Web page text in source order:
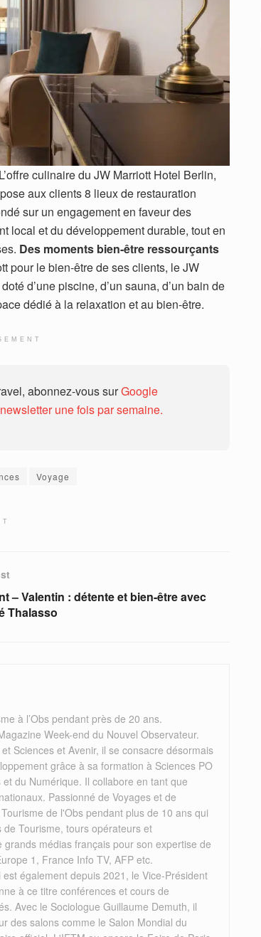
L’offre culinaire du JW Marriott Hotel Berlin,
aux clients 8 lieux de restauration
sur un engagement en faveur des
local et du développement durable, tout en
Des moments bien-être ressourçants
pour le bien-être de ses clients, le JW
d’une piscine, d’un sauna, d’un bain de
dédié à la relaxation et au bien-être.
abonnez-vous surGoogle
une fois par semaine.
Voyage
– Valentin : détente et bien-être avec
Thalasso
à l’Obs pendant près de 20 ans.
Week-end du Nouvel Observateur.
Sciences et Avenir, il se consacre désormais
grâce à sa formation à Sciences PO
du Numérique. Il collabore en tant que
Passionné de Voyages et de
de l'Obs pendant plus de 10 ans qui
Tourisme, tours opérateurs et
médias français pour son expertise de
1, France Info TV, AFP etc.
également depuis 2021, le Vice-Président
à ce titre conférences et cours de
Avec le Sociologue Guillaume Demuth, il
des salons comme le Salon Mondial du